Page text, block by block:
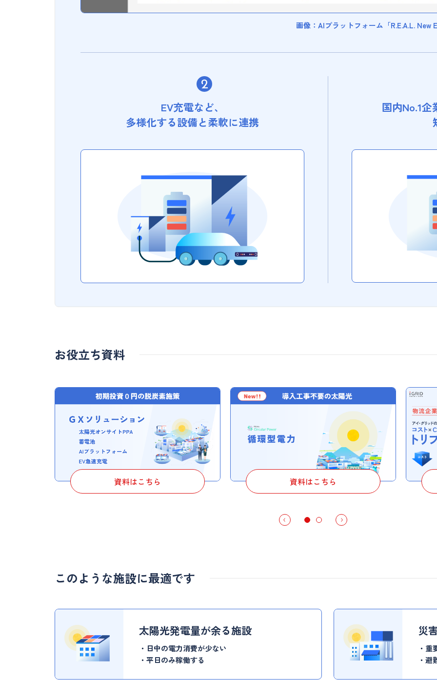
画像：AIプラットフォーム 「R.E.A.L.
EV充電など、
多様化する設備と柔軟に連携
国内No.1
お役立ち資料
資料はこちら 資料はこちら
このような施設に最適です
太陽光発電量が余る施設
日中の電力消費が少ない
平日のみ稼働する
災
重
避